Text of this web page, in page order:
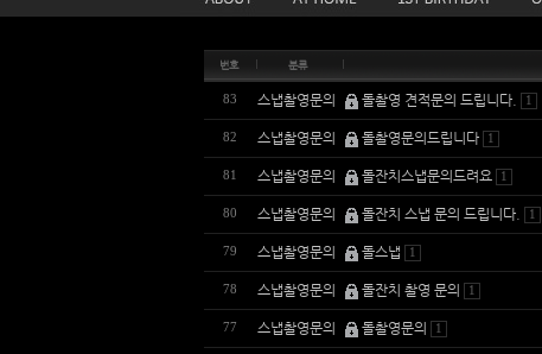
번호 분류
83 스냅촬영문의 돌촬영 견적문의 드립니다. 1
82 스냅촬영문의 돌촬영문의드립니다 1
81 스냅촬영문의 돌잔치스냅문의드려요 1
80 스냅촬영문의 돌잔치 스냅 문의 드립니다. 1
79 스냅촬영문의 돌스냅 1
78 스냅촬영문의 돌잔치 촬영 문의 1
77 스냅촬영문의 돌촬영문의 1